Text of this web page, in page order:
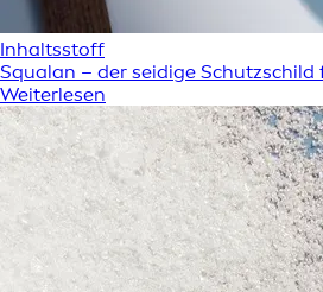
Inhaltsstoff
Squalan – der seidige
Weiterlesen